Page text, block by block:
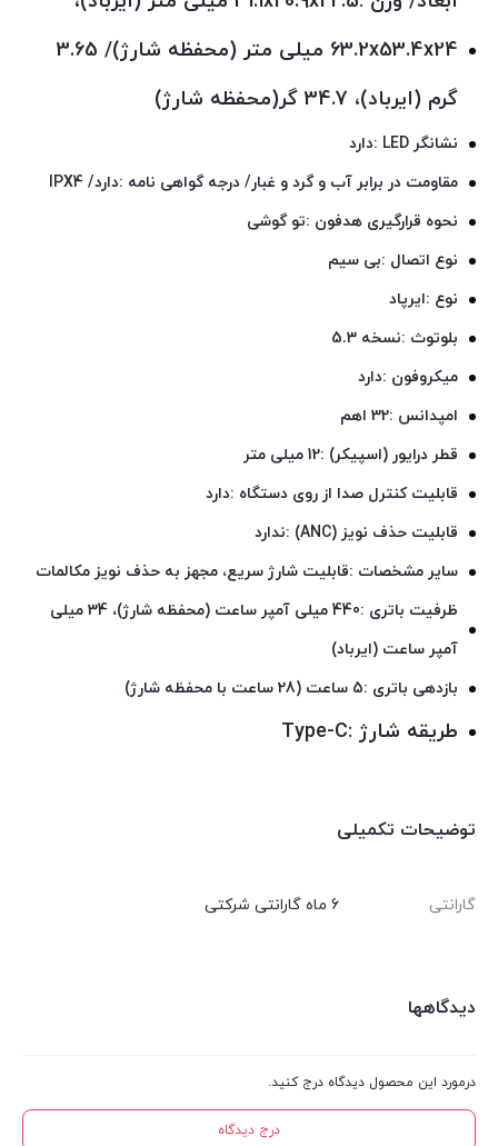
63.2x53.4x24 میلی‌ متر (محفظه شارژ)/ 3.65
گرم (ایرباد)، 34.7 گر(محفظه شارژ)
نشانگر LED :دارد
مقاومت در برابر آب و گرد و غبار/ درجه گواهی‌ نامه :دارد/ IPX4
نحوه قرارگیری هدفون :تو گوشی
نوع اتصال :بی‌ سیم
نوع :ایرپاد
بلوتوث :نسخه 5.3
میکروفون :دارد
امپدانس :32 اهم
قطر درایور (اسپیکر) :12 میلی متر
قابلیت کنترل صدا از روی دستگاه :دارد
قابلیت حذف نویز (ANC) :ندارد
سایر مشخصات :قابلیت شارژ سریع، مجهز به حذف نویز مکالمات
ظرفیت باتری :440 میلی آمپر ساعت (محفظه شارژ)، 34 میلی
آمپر ساعت (ایرباد)
بازدهی باتری :5 ساعت (28 ساعت با محفظه شارژ)
طریقه شارژ :Type-C
توضیحات تکمیلی
گارانتی 6 ماه گارانتی شرکتی
دیدگاهها
درمورد این محصول دیدگاه درج کنید.
درج دیدگاه